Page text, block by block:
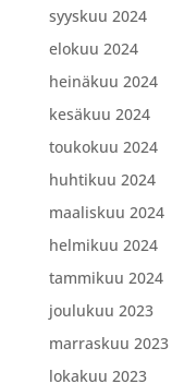
syyskuu 2024
elokuu 2024
heinäkuu 2024
kesäkuu 2024
toukokuu 2024
huhtikuu 2024
maaliskuu 2024
helmikuu 2024
tammikuu 2024
joulukuu 2023
marraskuu 2023
lokakuu 2023